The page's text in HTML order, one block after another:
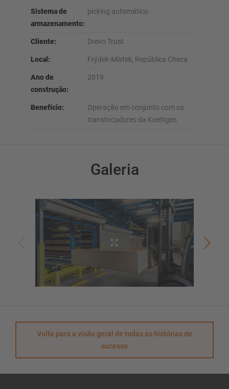
Sistema de
armazenamento:
picking automático
Cliente: Drevo Trust
Local: Frýdek-Místek, República Checa
Ano de
construção:
2019
Benefício:
Operação em conjunto com os
transtocadores da Koettgen
Galeria
Volte para a visão geral de todas as histórias de
sucesso